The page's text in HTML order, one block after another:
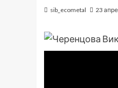
sib_ecometal 23